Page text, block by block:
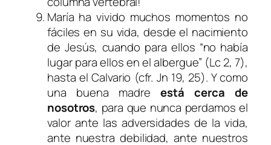
María ha vivido muchos momentos no
fáciles en su vida, desde el nacimiento
de Jesús, cuando para ellos “no había
lugar para ellos en el albergue” (Lc 2, 7),
hasta el Calvario (cfr. Jn 19, 25). Y como
una buena madreestá cerca de
nosotros, para que nunca perdamos el
valor ante las adversidades de la vida,
ante nuestra debilidad, ante nuestros